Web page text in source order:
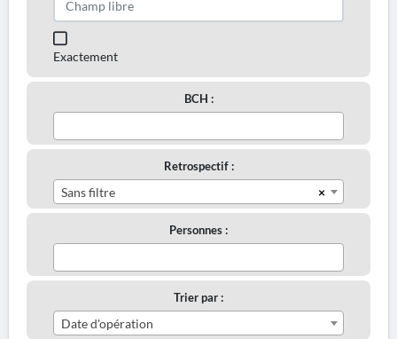
Exactement
BCH :
Retrospectif :
×
Sans filtre
Personnes :
Trier par :
Date d'opération